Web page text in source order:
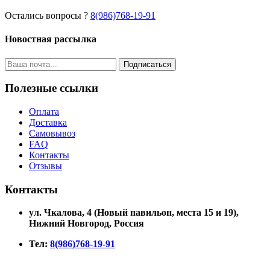
Остались вопросы ? 8(986)768-19-91
Новостная рассылка
Подписаться
Полезные ссылки
Оплата
Доставка
Самовывоз
FAQ
Контакты
Отзывы
Контакты
ул. Чкалова, 4 (Новый павильон, места 15 и 19),
Нижний Новгород, Россия
Тел: 8(986)768-19-91